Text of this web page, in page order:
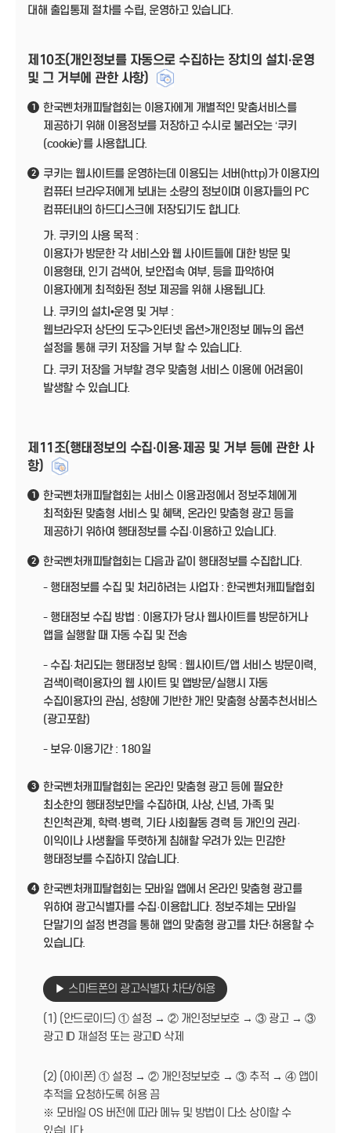
대해 출입통제 절차를 수립, 운영하고 있습니다.
제10조(개인정보를 자동으로 수집하는 장치의 설치·운영
및 그 거부에 관한 사항)
1
한국벤처캐피탈협회는 이용자에게 개별적인 맞춤서비스를
제공하기 위해 이용정보를 저장하고 수시로 불러오는 ‘쿠키
(cookie)’를 사용합니다.
2
쿠키는 웹사이트를 운영하는데 이용되는 서버(http)가 이용자의
컴퓨터 브라우저에게 보내는 소량의 정보이며 이용자들의 PC
컴퓨터내의 하드디스크에 저장되기도 합니다.
가. 쿠키의 사용 목적 :
이용자가 방문한 각 서비스와 웹 사이트들에 대한 방문 및
이용형태, 인기 검색어, 보안접속 여부, 등을 파악하여
이용자에게 최적화된 정보 제공을 위해 사용됩니다.
나. 쿠키의 설치•운영 및 거부 :
웹브라우저 상단의 도구>인터넷 옵션>개인정보 메뉴의 옵션
설정을 통해 쿠키 저장을 거부 할 수 있습니다.
다. 쿠키 저장을 거부할 경우 맞춤형 서비스 이용에 어려움이
발생할 수 있습니다.
제11조(행태정보의 수집·이용·제공 및 거부 등에 관한 사
항)
1
한국벤처캐피탈협회는 서비스 이용과정에서 정보주체에게
최적화된 맞춤형 서비스 및 혜택, 온라인 맞춤형 광고 등을
제공하기 위하여 행태정보를 수집·이용하고 있습니다.
2
한국벤처캐피탈협회는 다음과 같이 행태정보를 수집합니다.
- 행태정보를 수집 및 처리하려는 사업자 : 한국벤처캐피탈협회
- 행태정보 수집 방법 : 이용자가 당사 웹사이트를 방문하거나
앱을 실행할 때 자동 수집 및 전송
- 수집·처리되는 행태정보 항목 : 웹사이트/앱 서비스 방문이력,
검색이력이용자의 웹 사이트 및 앱방문/실행시 자동
수집이용자의 관심, 성향에 기반한 개인 맞춤형 상품추천서비스
(광고포함)
- 보유·이용기간 : 180일
3
한국벤처캐피탈협회는 온라인 맞춤형 광고 등에 필요한
최소한의 행태정보만을 수집하며, 사상, 신념, 가족 및
친인척관계, 학력·병력, 기타 사회활동 경력 등 개인의 권리·
이익이나 사생활을 뚜렷하게 침해할 우려가 있는 민감한
행태정보를 수집하지 않습니다.
4
한국벤처캐피탈협회는 모바일 앱에서 온라인 맞춤형 광고를
위하여 광고식별자를 수집·이용합니다. 정보주체는 모바일
단말기의 설정 변경을 통해 앱의 맞춤형 광고를 차단·허용할 수
있습니다.
▶ 스마트폰의 광고식별자 차단/허용
(1) (안드로이드) ① 설정 → ② 개인정보보호 → ③ 광고 → ③
광고 ID 재설정 또는 광고ID 삭제
(2) (아이폰) ① 설정 → ② 개인정보보호 → ③ 추적 → ④ 앱이
추적을 요청하도록 허용 끔
※ 모바일 OS 버전에 따라 메뉴 및 방법이 다소 상이할 수